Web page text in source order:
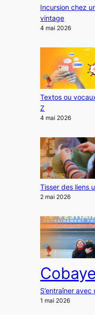
Incursion chez
vintage
4 mai 2026
Textos ou
Z
4 mai 2026
Tisser des liens
2 mai 2026
Cobaye
S’entraîner
1 mai 2026